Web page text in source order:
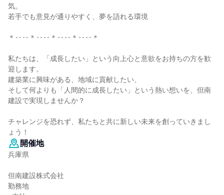
気。
若手でも意見が通りやすく、夢を語れる環境
＊‥‥＊‥‥＊‥‥＊‥‥＊
私たちは、「成長したい」という向上心と意欲をお持ちの方を歓
迎します。
建築業に興味がある、地域に貢献したい、
そして何よりも「人間的に成長したい」という熱い想いを、但南
建設で実現しませんか？
チャレンジを恐れず、私たちと共に新しい未来を創っていきまし
ょう！
開催地
兵庫県
但南建設株式会社
勤務地